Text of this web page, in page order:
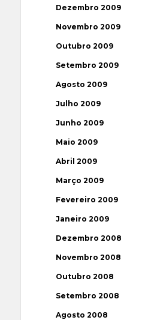
Dezembro 2009
Novembro 2009
Outubro 2009
Setembro 2009
Agosto 2009
Julho 2009
Junho 2009
Maio 2009
Abril 2009
Março 2009
Fevereiro 2009
Janeiro 2009
Dezembro 2008
Novembro 2008
Outubro 2008
Setembro 2008
Agosto 2008